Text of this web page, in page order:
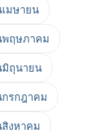
มษายน
พฤษภาคม
มิถุนายน
กรกฎาคม
งหาคม